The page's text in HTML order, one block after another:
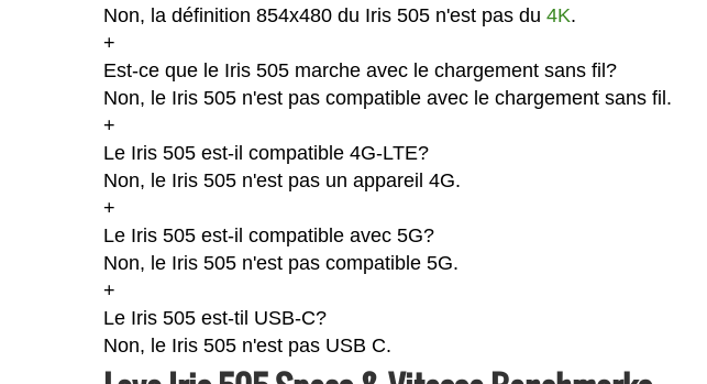
Non, la définition 854x480 du Iris 505 n'est pas du 4K.
+
Est-ce que le Iris 505 marche avec le chargement sans fil?
Non, le Iris 505 n'est pas compatible avec le chargement sans fil.
+
Le Iris 505 est-il compatible 4G-LTE?
Non, le Iris 505 n'est pas un appareil 4G.
+
Le Iris 505 est-il compatible avec 5G?
Non, le Iris 505 n'est pas compatible 5G.
+
Le Iris 505 est-til USB-C?
Non, le Iris 505 n'est pas USB C.